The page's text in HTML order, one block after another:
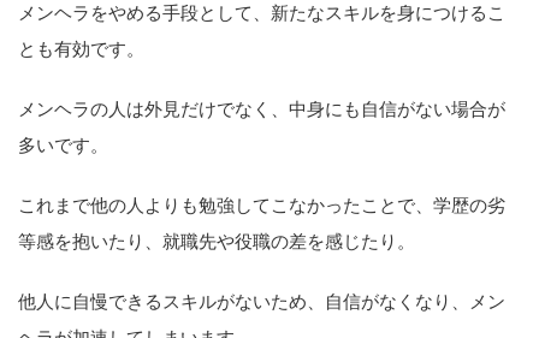
メンヘラをやめる手段として、新たなスキルを身につけるこ
とも有効です。
メンヘラの人は外見だけでなく、中身にも自信がない場合が
多いです。
これまで他の人よりも勉強してこなかったことで、学歴の劣
等感を抱いたり、就職先や役職の差を感じたり。
他人に自慢できるスキルがないため、自信がなくなり、メン